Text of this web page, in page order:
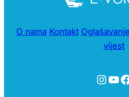
O nama Kontakt Oglašavanje
vijest